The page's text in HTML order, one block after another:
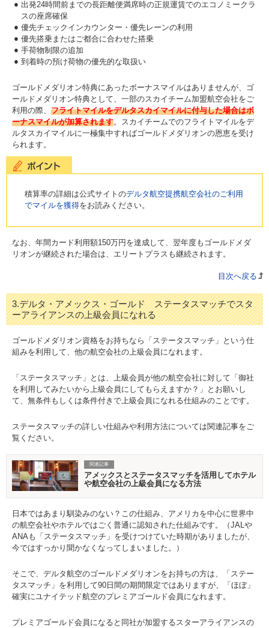
出発24時間前までの長距離便満席時の正規運賃でのエコノミークラ
スの座席確保
優先チェックインカウンター・優先レーンの利用
優先搭乗またはご都合に合わせた搭乗
手荷物制限の追加
到着時の預け荷物の優先的な取扱い
ゴールドメダリオン特典にあったボーナスマイルはありませんが、ゴ
ールドメダリオン特典として、一部のスカイチーム加盟航空会社をご
利用の際、 フライトマイルをデルタスカイマイルに付与した場合はボ
ーナスマイルが加算されます。スカイチームでのフライトマイルをデ
ルタスカイマイルに一極集中すればゴールドメダリオンの恩恵を受け
られます。
積算率の詳細は公式サイトのデルタ航空提携航空会社のご利用
でマイルを獲得をお読みください。
なお、年間カード利用額150万円を達成して、翌年度もゴールドメダ
リオンが継続された場合は、エリートプラスも継続されます。
目次へ戻る
3.デルタ・アメックス・ゴールド ステータスマッチでスタ
ーアライアンスの上級会員になれる
ゴールドメダリオン資格をお持ちなら「ステータスマッチ」という仕
組みを利用して、他の航空会社の上級会員になれます。
「ステータスマッチ」とは、上級会員が他の航空会社に対して「御社
を利用してみたいから上級会員にしてもらえますか？」とお願いし
て、無条件もしくは条件付きで上級会員になれる仕組みのことです。
ステータスマッチの詳しい仕組みや利用方法については関連記事をご
覧ください。
関連記事
アメックスとステータスマッチを活用してホテル
や航空会社の上級会員になる方法
日本ではあまり馴染みのない？この仕組み、アメリカを中心に世界中
の航空会社やホテルではごく普通に認知された仕組みです。（JALや
ANAも「ステータスマッチ」を受けつけていた時期がありましたが、
今ではすっかり聞かなくなってしまいました。）
そこで、デルタ航空のゴールドメダリオンをお持ちの方は、「ステー
タスマッチ」を利用して90日間の期間限定ではありますが、「ほぼ」
確実にユナイテッド航空のプレミアゴールド会員になれます。
プレミアゴールド会員になると同社が加盟するスターアライアンスの